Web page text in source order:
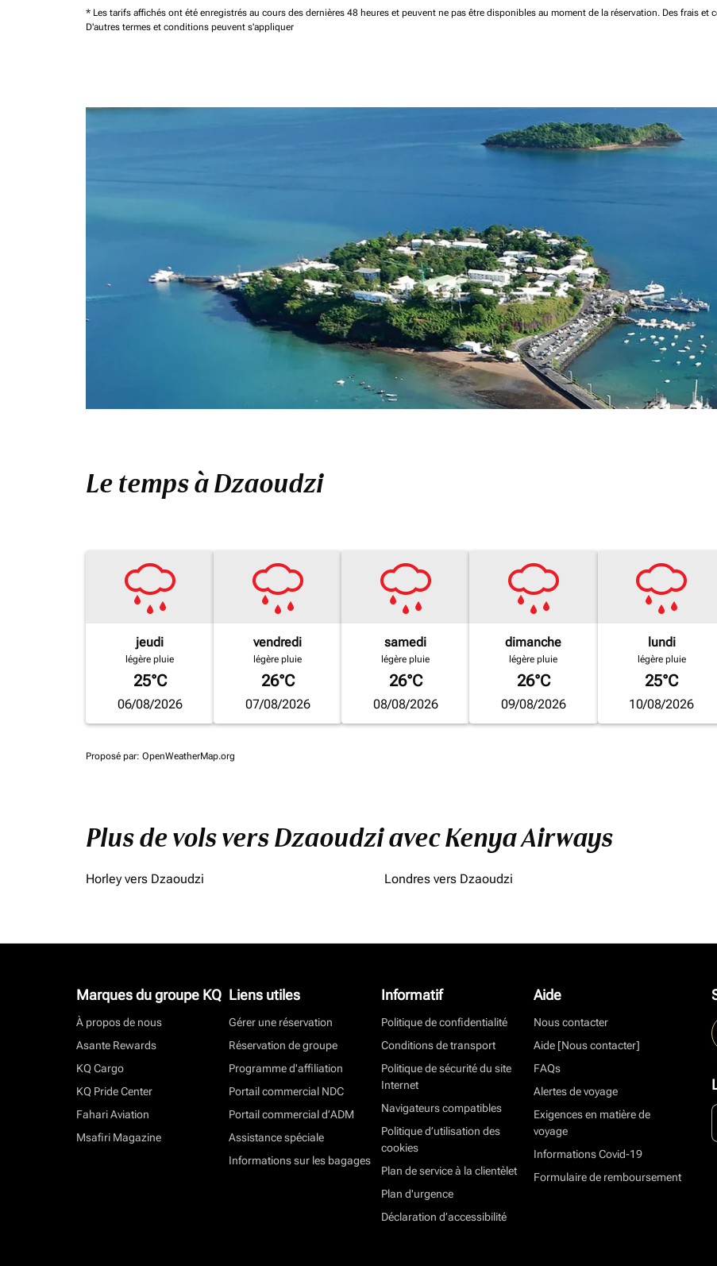
* Les tarifs affichés ont été enregistrés au cours des dernières 48 heures et peuvent ne pas être disponibles au moment de la réservation. Des frais et
D'autres termes et conditions peuvent s'appliquer
Le temps à Dzaoudzi
jeudi
légère pluie
25°C
06/08/2026
vendredi
légère pluie
26°C
07/08/2026
samedi
légère pluie
26°C
08/08/2026
dimanche
légère pluie
26°C
09/08/2026
lundi
légère pluie
25°C
10/08/2026
Proposé par: OpenWeatherMap.org
Plus de vols vers Dzaoudzi avec Kenya Airways
Horley vers Dzaoudzi Londres vers Dzaoudzi
Marques du groupe KQ
À propos de nous
Asante Rewards
KQ Cargo
KQ Pride Center
Fahari Aviation
Msafiri Magazine
Liens utiles
Gérer une réservation
Réservation de groupe
Programme d'affiliation
Portail commercial NDC
Portail commercial d’ADM
Assistance spéciale
Informations sur les bagages
Informatif
Politique de confidentialité
Conditions de transport
Politique de sécurité du site
Internet
Navigateurs compatibles
Politique d’utilisation des
cookies
Plan de service à la clientèlet
Plan d'urgence
Déclaration d’accessibilité
Aide
Nous contacter
Aide [Nous contacter]
FAQs
Alertes de voyage
Exigences en matière de
voyage
Informations Covid-19
Formulaire de remboursement